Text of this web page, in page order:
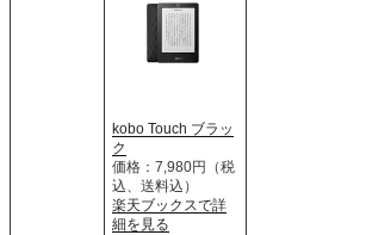
kobo Touch ブラッ
ク
価格：7,980円（税
込、送料込）
楽天ブックスで詳
細を見る